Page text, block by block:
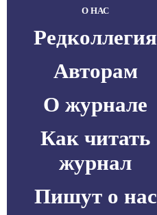
О НАС
Редколлегия
Авторам
О журнале
Как читать
журнал
Пишут о нас